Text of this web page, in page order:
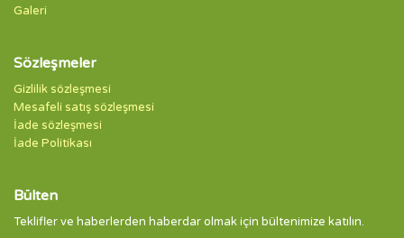
Galeri
Sözleşmeler
Gizlilik sözleşmesi
Mesafeli satış sözleşmesi
İade sözleşmesi
İade Politikası
Bülten
Teklifler ve haberlerden haberdar olmak için bültenimize katılın.